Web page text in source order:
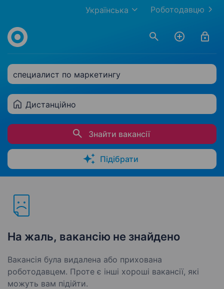
Роботодавцю
Українська
специалист по маркетингу
Дистанційно
Знайти вакансії
Підібрати
На жаль, вакансію не знайдено
Вакансія була видалена або прихована
роботодавцем. Проте є інші хороші вакансії, які
можуть вам підійти.